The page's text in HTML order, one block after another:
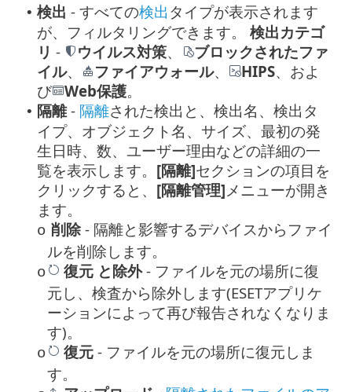
• 検出 - すべての検出 タイプが表示されます
が、フィルタリングできます。 検出カテゴ
リ - ウイルス対策、
ブロックされたファ
イル、 ファイアウォール、 HIPS、およ
び
Web保護。
• 隔離- 隔離された検出と、検出名、検出タ
イプ、オブジェクト名、サイズ、最初の発
生日時、数、ユーザー理由などの詳細の一
覧を表示します。 [隔離]セクションの項目を
クリックすると、 [隔離管理] メニューが開き
ます。
o 削除 - 隔離と影響するデバイスからファイ
ルを削除します。
o 復元 と除外- ファイルを元の場所に復
元し、検査から除外します(ESETアプリケ
ーションによって再び報告されなくなりま
す)。
o 復元 - ファイルを元の場所に復元しま
す。